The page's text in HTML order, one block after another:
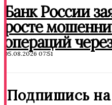
Банк России
росте
операций
05.08.2026 07:51
Подпишись на